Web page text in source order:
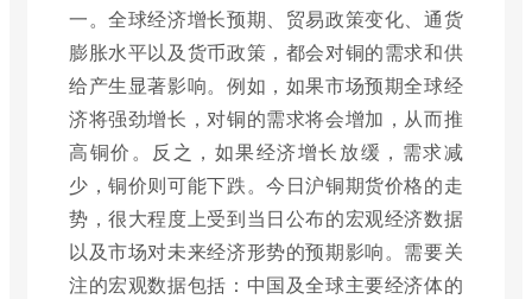
一。全球经济增长预期、贸易政策变化、通货
膨胀水平以及货币政策，都会对铜的需求和供
给产生显著影响。例如，如果市场预期全球经
济将强劲增长，对铜的需求将会增加，从而推
高铜价。反之，如果经济增长放缓，需求减
少，铜价则可能下跌。今日沪铜期货价格的走
势，很大程度上受到当日公布的宏观经济数据
以及市场对未来经济形势的预期影响。需要关
注的宏观数据包括：中国及全球主要经济体的